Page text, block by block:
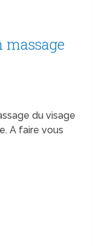
du visage
A faire vous